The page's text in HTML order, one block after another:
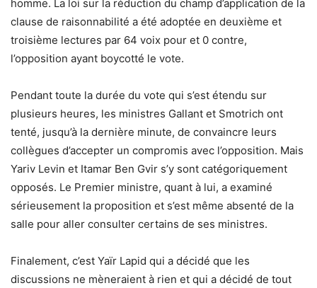
homme. La loi sur la réduction du champ d’application de la
clause de raisonnabilité a été adoptée en deuxième et
troisième lectures par 64 voix pour et 0 contre,
l’opposition ayant boycotté le vote.
Pendant toute la durée du vote qui s’est étendu sur
plusieurs heures, les ministres Gallant et Smotrich ont
tenté, jusqu’à la dernière minute, de convaincre leurs
collègues d’accepter un compromis avec l’opposition. Mais
Yariv Levin et Itamar Ben Gvir s’y sont catégoriquement
opposés. Le Premier ministre, quant à lui, a examiné
sérieusement la proposition et s’est même absenté de la
salle pour aller consulter certains de ses ministres.
Finalement, c’est Yaïr Lapid qui a décidé que les
discussions ne mèneraient à rien et qui a décidé de tout